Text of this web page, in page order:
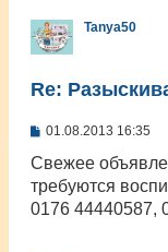
Tanya50
Re:
С
о
щ
е
01.08.2013 16:35
Свежее
требуются
0176 44440587,